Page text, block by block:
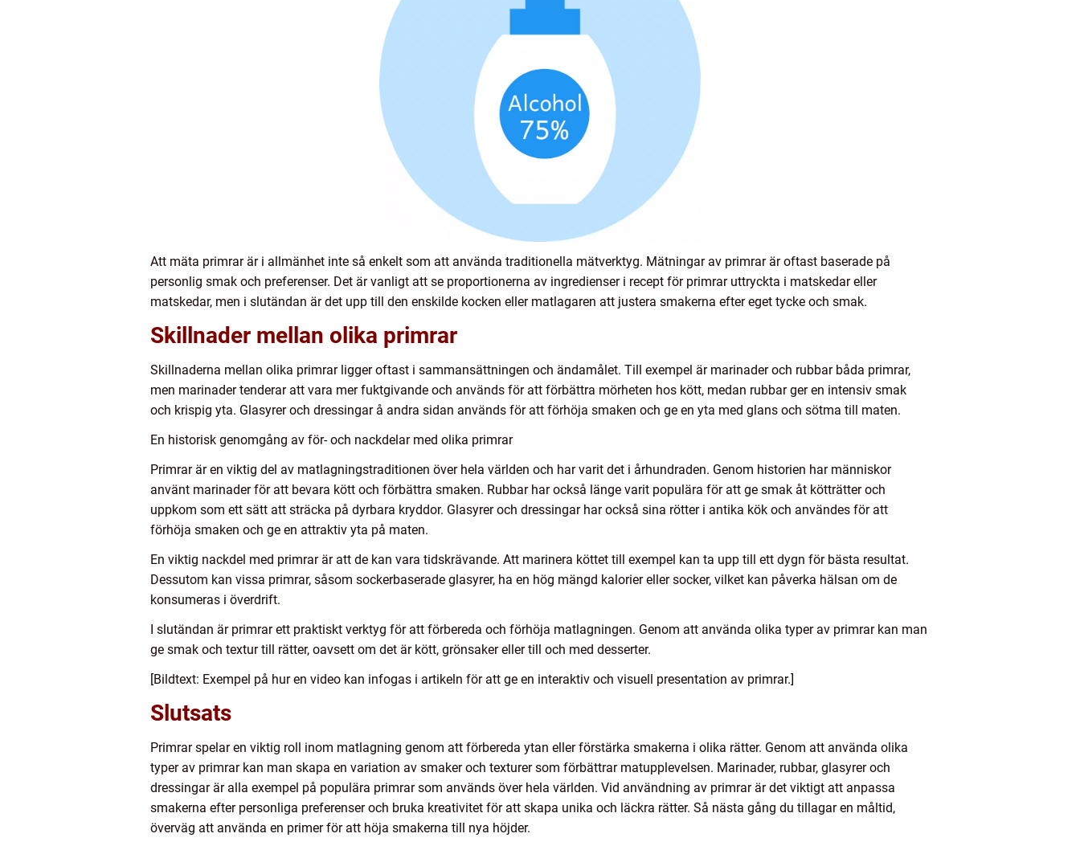
Att mäta primrar är i allmänhet inte så enkelt som att använda traditionella mätverktyg. Mätningar av primrar är oftast baserade på
personlig smak och preferenser. Det är vanligt att se proportionerna av ingredienser i recept för primrar uttryckta i matskedar eller
matskedar, men i slutändan är det upp till den enskilde kocken eller matlagaren att justera smakerna efter eget tycke och smak.
Skillnader mellan olika primrar
Skillnaderna mellan olika primrar ligger oftast i sammansättningen och ändamålet. Till exempel är marinader och rubbar båda primrar,
men marinader tenderar att vara mer fuktgivande och används för att förbättra mörheten hos kött, medan rubbar ger en intensiv smak
och krispig yta. Glasyrer och dressingar å andra sidan används för att förhöja smaken och ge en yta med glans och sötma till maten.
En historisk genomgång av för- och nackdelar med olika primrar
Primrar är en viktig del av matlagningstraditionen över hela världen och har varit det i århundraden. Genom historien har människor
använt marinader för att bevara kött och förbättra smaken. Rubbar har också länge varit populära för att ge smak åt kötträtter och
uppkom som ett sätt att sträcka på dyrbara kryddor. Glasyrer och dressingar har också sina rötter i antika kök och användes för att
förhöja smaken och ge en attraktiv yta på maten.
En viktig nackdel med primrar är att de kan vara tidskrävande. Att marinera köttet till exempel kan ta upp till ett dygn för bästa resultat.
Dessutom kan vissa primrar, såsom sockerbaserade glasyrer, ha en hög mängd kalorier eller socker, vilket kan påverka hälsan om de
konsumeras i överdrift.
I slutändan är primrar ett praktiskt verktyg för att förbereda och förhöja matlagningen. Genom att använda olika typer av primrar kan man
ge smak och textur till rätter, oavsett om det är kött, grönsaker eller till och med desserter.
[Bildtext: Exempel på hur en video kan infogas i artikeln för att ge en interaktiv och visuell presentation av primrar.]
Slutsats
Primrar spelar en viktig roll inom matlagning genom att förbereda ytan eller förstärka smakerna i olika rätter. Genom att använda olika
typer av primrar kan man skapa en variation av smaker och texturer som förbättrar matupplevelsen. Marinader, rubbar, glasyrer och
dressingar är alla exempel på populära primrar som används över hela världen. Vid användning av primrar är det viktigt att anpassa
smakerna efter personliga preferenser och bruka kreativitet för att skapa unika och läckra rätter. Så nästa gång du tillagar en måltid,
överväg att använda en primer för att höja smakerna till nya höjder.